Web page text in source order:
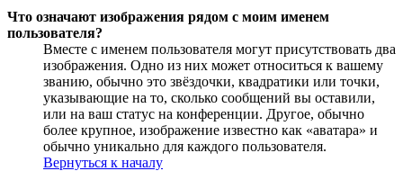
Что означают изображения рядом с моим именем
пользователя?
Вместе с именем пользователя могут присутствовать два
изображения. Одно из них может относиться к вашему
званию, обычно это звёздочки, квадратики или точки,
указывающие на то, сколько сообщений вы оставили,
или на ваш статус на конференции. Другое, обычно
более крупное, изображение известно как «аватара» и
обычно уникально для каждого пользователя.
Вернуться к началу